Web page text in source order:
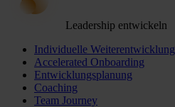
Leadership entwickeln
Individuelle Weiterentwicklung
Accelerated Onboarding
Entwicklungsplanung
Coaching
Team Journey